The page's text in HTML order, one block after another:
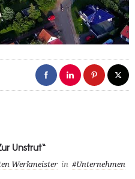
Unstrut“
Werkmeister in #Unternehmen